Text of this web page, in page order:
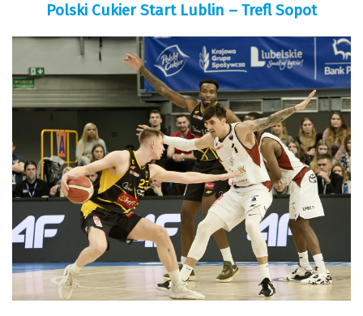
Polski Cukier Start Lublin – Trefl Sopot